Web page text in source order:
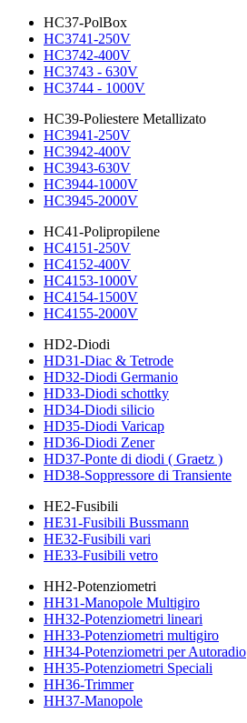
HC37-PolBox
HC3741-250V
HC3742-400V
HC3743 - 630V
HC3744 - 1000V
HC39-Poliestere Metallizato
HC3941-250V
HC3942-400V
HC3943-630V
HC3944-1000V
HC3945-2000V
HC41-Polipropilene
HC4151-250V
HC4152-400V
HC4153-1000V
HC4154-1500V
HC4155-2000V
HD2-Diodi
HD31-Diac & Tetrode
HD32-Diodi Germanio
HD33-Diodi schottky
HD34-Diodi silicio
HD35-Diodi Varicap
HD36-Diodi Zener
HD37-Ponte di diodi ( Graetz )
HD38-Soppressore di Transiente
HE2-Fusibili
HE31-Fusibili Bussmann
HE32-Fusibili vari
HE33-Fusibili vetro
HH2-Potenziometri
HH31-Manopole Multigiro
HH32-Potenziometri lineari
HH33-Potenziometri multigiro
HH34-Potenziometri per Autoradio
HH35-Potenziometri Speciali
HH36-Trimmer
HH37-Manopole